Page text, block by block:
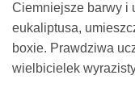
Ciemniejsze barwy i
eukaliptusa,
boxie. Prawdziwa
wielbicielek